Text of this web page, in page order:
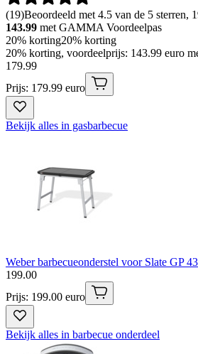
(19)Beoordeeld met 4.5 van de 5 sterren,
143.99 met GAMMA Voordeelpas
20% korting20% korting
20% korting, voordeelprijs: 143.99 euro
179.99
Prijs: 179.99 euro
Bekijk alles in gasbarbecue
Weber barbecueonderstel voor Slate GP
199.00
Prijs: 199.00 euro
Bekijk alles in barbecue onderdeel